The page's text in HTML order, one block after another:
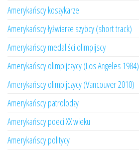
Amerykańscy koszykarze
Amerykańscy łyżwiarze szybcy (short track)
Amerykańscy medaliści olimpijscy
Amerykańscy olimpijczycy (Los Angeles 1984)
Amerykańscy olimpijczycy (Vancouver 2010)
Amerykańscy patrolodzy
Amerykańscy poeci XX wieku
Amerykańscy politycy